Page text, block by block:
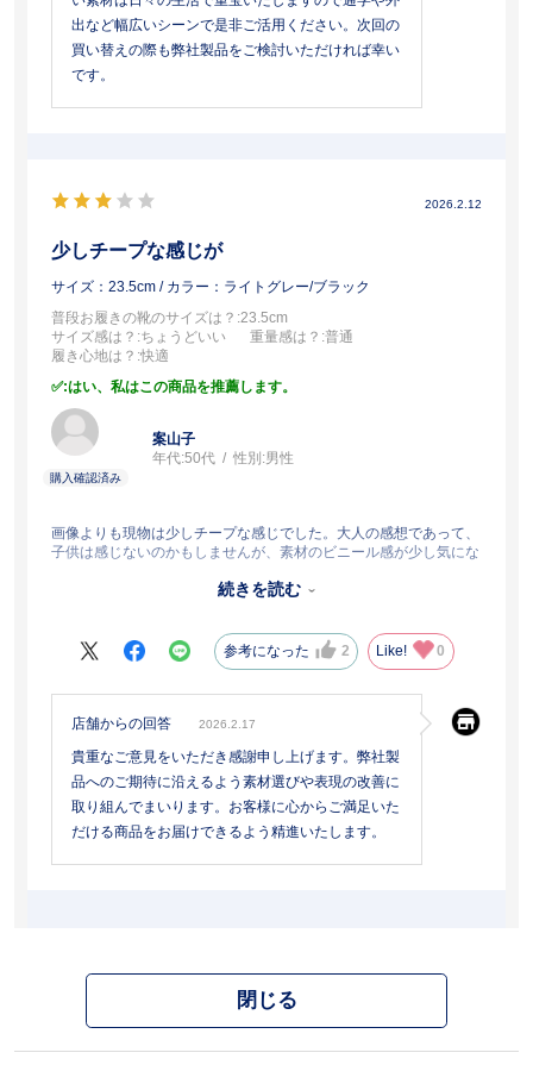
出など幅広いシーンで是非ご活用ください。次回の
買い替えの際も弊社製品をご検討いただければ幸い
です。
2026.2.12
少しチープな感じが
サイズ：23.5cm / カラー：ライトグレー/ブラック
普段お履きの靴のサイズは？ :23.5cm
サイズ感は？ :ちょうどいい 重量感は？ :普通
履き心地は？ :快適
:はい、私はこの商品を推薦します。
案山子
年代:50代 性別:男性
画像よりも現物は少しチープな感じでした。大人の感想であって、
子供は感じないのかもしませんが、素材のビニール感が少し気にな
シックスのちゃんとした作りの靴をこの価格で実現できてることに
続きを読む
参考になった 2 Like! 0
店舗からの回答 2026.2.17
貴重なご意見をいただき感謝申し上げます。弊社製
品へのご期待に沿えるよう素材選びや表現の改善に
取り組んでまいります。お客様に心からご満足いた
だける商品をお届けできるよう精進いたします。
閉じる